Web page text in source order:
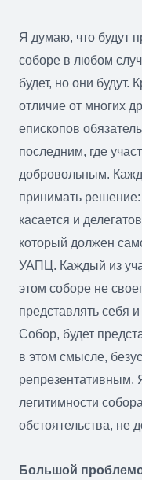
Я думаю, что будут
соборе в любом
будет, но они будут.
отличие от многих
епископов
последним, где
добровольным.
принимать
касается и
который должен
УАПЦ. Каждый из
этом соборе не
представлять себя
Собор, будет
в этом смысле,
репрезентативным.
легитимности
обстоятельства, не
Большой